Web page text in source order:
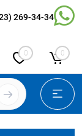
269-34-34
0 0